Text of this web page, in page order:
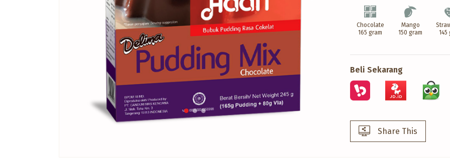
Chocolate
165 gram
Mango
150 gram
145
Beli Sekarang
Share This